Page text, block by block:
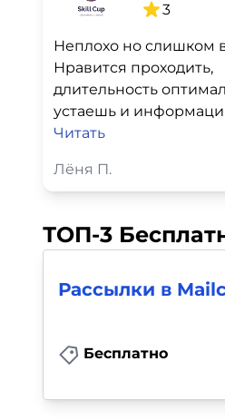
3
Нравится проходить,
длительность
устаешь и
Читать
Лёня П.
ТОП-3
Рассылки в
Бесплатно